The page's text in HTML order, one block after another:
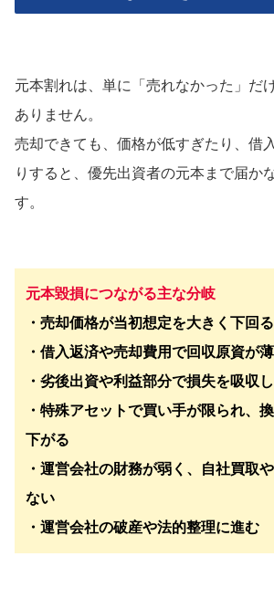
元本割れは、単に「売れなかった」だ
ありません。
売却できても、価格が低すぎたり、借
りすると、優先出資者の元本まで届か
す。
元本毀損につながる主な分岐
・売却価格が当初想定を大きく下回る
・借入返済や売却費用で回収原資が
・劣後出資や利益部分で損失を吸収
・特殊アセットで買い手が限られ、
下がる
・運営会社の財務が弱く、自社買取
ない
・運営会社の破産や法的整理に進む